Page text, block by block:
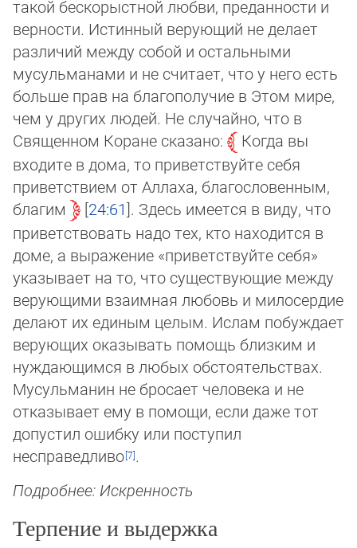
такой бескорыстной любви, преданности и
верности. Истинный верующий не де­ла­ет
различий между собой и остальными
мусульманами и не считает, что у него есть
больше прав на благополучие в Этом мире,
чем у других людей. Не случайно, что в
Священном Коране сказано:
Когда вы
входите в дома, то приветствуйте себя
приветствием от Аллаха, благословенным,
благим
24:61 . Здесь имеется в виду, что
приветствовать надо тех, кто на­хо­дит­ся в
доме, а выражение «приветствуйте себя»
указывает на то, что существующие между
верующими взаимная лю­бовь и ми­ло­сердие
делают их единым целым. Ислам побуждает
верующих оказывать помощь близким и
нуждающимся в лю­бых обс­тоя­тель­ствах.
Мусульманин не бросает человека и не
отказывает ему в помощи, если даже тот
допустил ошиб­ку или пос­ту­пил
несправедливо .
Подробнее: Искренность
Терпение и выдержка